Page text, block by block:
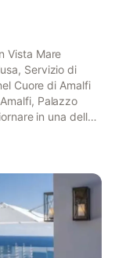
Vista Mare
Servizio di
Cuore di Amalfi
Palazzo
in una delle
Amalfitana.
dalla stessa
ai comfort più